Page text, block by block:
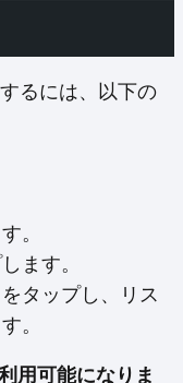
るには、以下の
。
ます。
タップし、リス
。
用可能になりま